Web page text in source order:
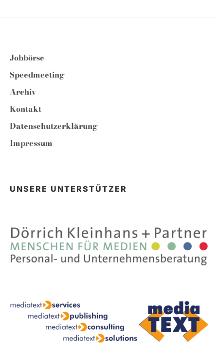
Jobbörse
Speedmeeting
Archiv
Kontakt
Datenschutzerklärung
Impressum
UNSERE UNTERSTÜTZER